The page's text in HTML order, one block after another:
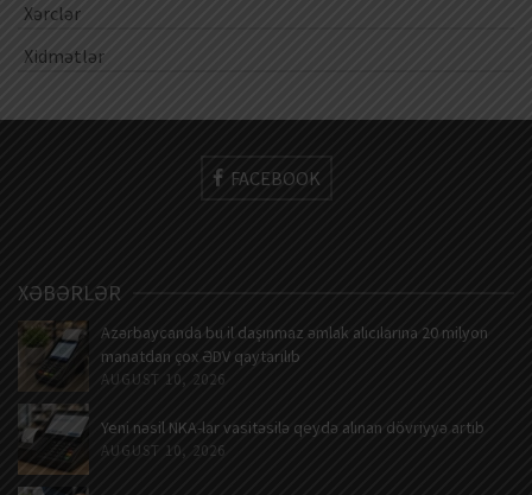
Xərclər
Xidmətlər
FACEBOOK
XƏBƏRLƏR
Azərbaycanda bu il daşınmaz əmlak alıcılarına 20 milyon
manatdan çox ƏDV qaytarılıb
AUGUST 10, 2026
Yeni nəsil NKA-lar vasitəsilə qeydə alınan dövriyyə artıb
AUGUST 10, 2026